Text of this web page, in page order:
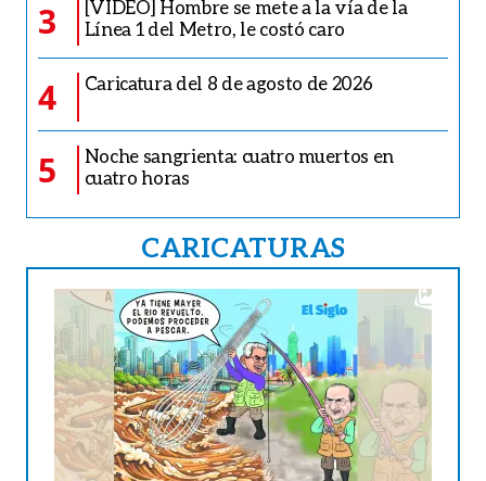
3
[VIDEO] Hombre se mete a la vía de la
Línea 1 del Metro, le costó caro
4 Caricatura del 8 de agosto de 2026
5
Noche sangrienta: cuatro muertos en
cuatro horas
CARICATURAS